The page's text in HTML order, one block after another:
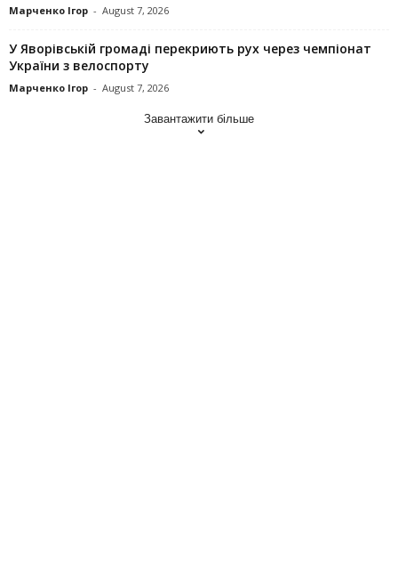
Марченко Ігор - August 7, 2026
У Яворівській громаді перекриють рух через чемпіонат
України з велоспорту
Марченко Ігор - August 7, 2026
Завантажити більше